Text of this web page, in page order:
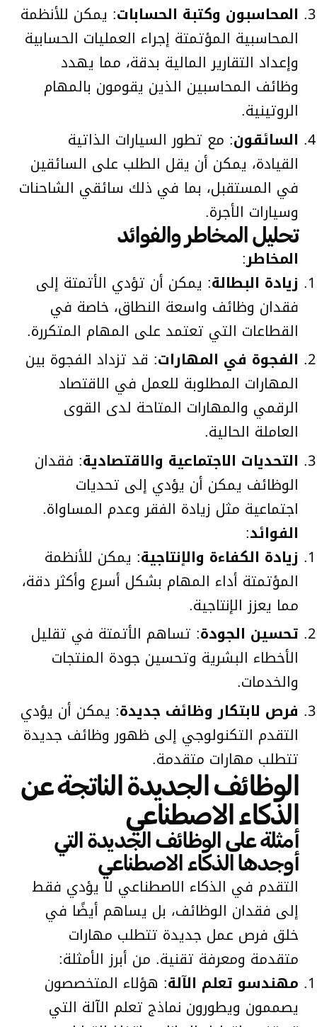
المحاسبون وكتبة الحسابات: يمكن للأنظمة
المحاسبية المؤتمتة إجراء العمليات الحسابية
وإعداد التقارير المالية بدقة، مما يهدد
وظائف المحاسبين الذين يقومون بالمهام
الروتينية.
السائقون: مع تطور السيارات الذاتية
القيادة، يمكن أن يقل الطلب على السائقين
في المستقبل، بما في ذلك سائقي الشاحنات
وسيارات الأجرة.
تحليل المخاطر والفوائد
المخاطر:
زيادة البطالة: يمكن أن تؤدي الأتمتة إلى
فقدان وظائف واسعة النطاق، خاصة في
القطاعات التي تعتمد على المهام المتكررة.
الفجوة في المهارات: قد تزداد الفجوة بين
المهارات المطلوبة للعمل في الاقتصاد
الرقمي والمهارات المتاحة لدى القوى
العاملة الحالية.
التحديات الاجتماعية والاقتصادية: فقدان
الوظائف يمكن أن يؤدي إلى تحديات
اجتماعية مثل زيادة الفقر وعدم المساواة.
الفوائد:
زيادة الكفاءة والإنتاجية: يمكن للأنظمة
المؤتمتة أداء المهام بشكل أسرع وأكثر دقة،
مما يعزز الإنتاجية.
تحسين الجودة: تساهم الأتمتة في تقليل
الأخطاء البشرية وتحسين جودة المنتجات
والخدمات.
فرص لابتكار وظائف جديدة: يمكن أن يؤدي
التقدم التكنولوجي إلى ظهور وظائف جديدة
تتطلب مهارات متقدمة.
الوظائف الجديدة الناتجة عن
الذكاء الاصطناعي
أمثلة على الوظائف الجديدة التي
أوجدها الذكاء الاصطناعي
التقدم في الذكاء الاصطناعي لا يؤدي فقط
إلى فقدان الوظائف، بل يساهم أيضًا في
خلق فرص عمل جديدة تتطلب مهارات
متقدمة ومعرفة تقنية. من أبرز الأمثلة:
مهندسو تعلم الآلة: هؤلاء المتخصصون
يصممون ويطورون نماذج تعلم الآلة التي